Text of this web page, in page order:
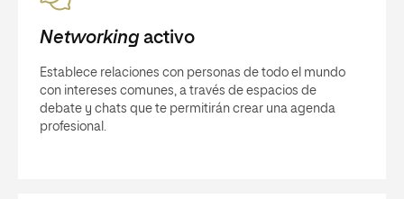
Networkingactivo
Establece relaciones con personas de todo el mundo
con intereses comunes, a través de espacios de
debate y chats que te permitirán crear una agenda
profesional.